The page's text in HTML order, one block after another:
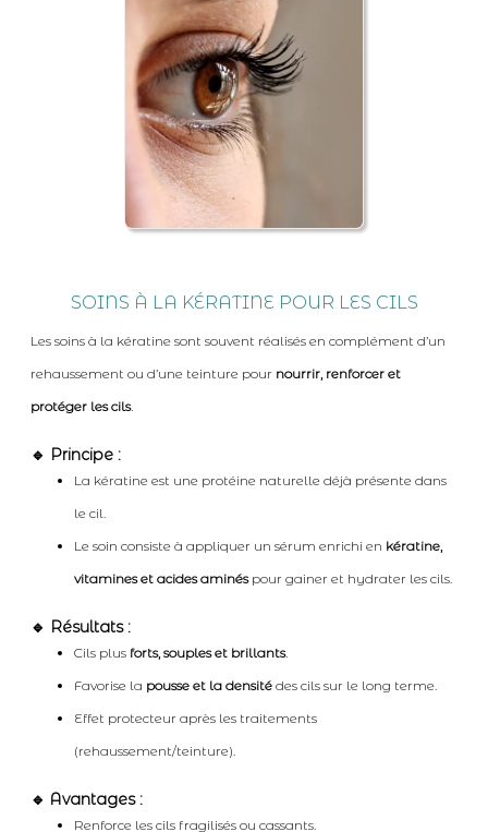
SOINS À LA KÉRATINE POUR LES CILS
Les soins à la kératine sont souvent réalisés en complément d’un
rehaussement ou d’une teinture pour nourrir, renforcer et
protéger les cils.
🔹 Principe :
La kératine est une protéine naturelle déjà présente dans
le cil.
Le soin consiste à appliquer un sérum enrichi en kératine,
vitamines et acides aminéspour gainer et hydrater les cils.
🔹 Résultats :
Cils plus forts, souples et brillants.
Favorise la pousse et la densité des cils sur le long terme.
Effet protecteur après les traitements
(rehaussement/teinture).
🔹 Avantages :
Renforce les cils fragilisés ou cassants.